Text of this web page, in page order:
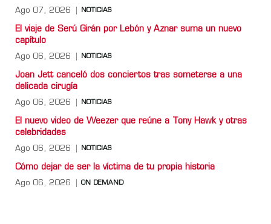
Ago 07, 2026 NOTICIAS
El viaje de Serú Girán por Lebón y Aznar suma un nuevo
capítulo
Ago 06, 2026 NOTICIAS
Joan Jett canceló dos conciertos tras someterse a una
delicada cirugía
Ago 06, 2026 NOTICIAS
El nuevo video de Weezer que reúne a Tony Hawk y otras
celebridades
Ago 06, 2026 NOTICIAS
Cómo dejar de ser la víctima de tu propia historia
Ago 06, 2026 ON DEMAND